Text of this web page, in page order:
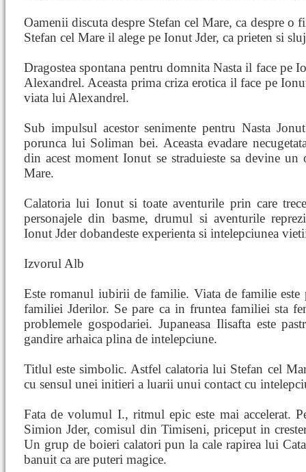
Oamenii discuta despre Stefan cel Mare, ca despre o
Stefan cel Mare il alege pe Ionut Jder, ca prieten si
Dragostea spontana pentru domnita Nasta il face pe
Alexandrel. Aceasta prima criza erotica il face pe
viata lui Alexandrel.
Sub impulsul acestor senimente pentru Nasta
porunca lui Soliman bei. Aceasta evadare
din acest moment Ionut se straduieste sa devine un
Mare.
Calatoria lui Ionut si toate aventurile prin care
personajele din basme, drumul si aventurile
Ionut Jder dobandeste experienta si intelepciunea
Izvorul Alb
Este romanul iubirii de familie. Viata de familie este
familiei Jderilor. Se pare ca in fruntea familiei sta
problemele gospodariei. Jupaneasa Ilisafta este
gandire arhaica plina de intelepciune.
Titlul este simbolic. Astfel calatoria lui Stefan cel
cu sensul unei initieri a luarii unui contact cu
Fata de volumul I., ritmul epic este mai accelerat.
Simion Jder, comisul din Timiseni, priceput in
Un grup de boieri calatori pun la cale rapirea lui
banuit ca are puteri magice.